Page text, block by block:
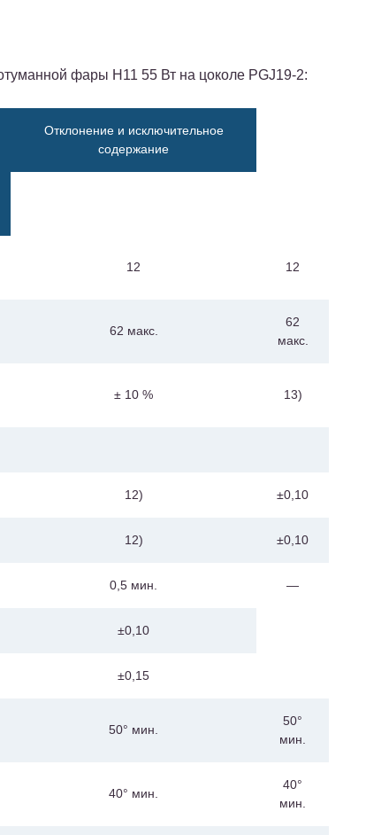
фары Н11 55 Вт на цоколе PGJ19-2:
Отклонение и исключительное
содержание
12 12
62 макс.
62
макс.
± 10 % 13)
12) ±0,10
12) ±0,10
0,5 мин. —
±0,10
±0,15
50° мин.
50°
мин.
40° мин.
40°
мин.